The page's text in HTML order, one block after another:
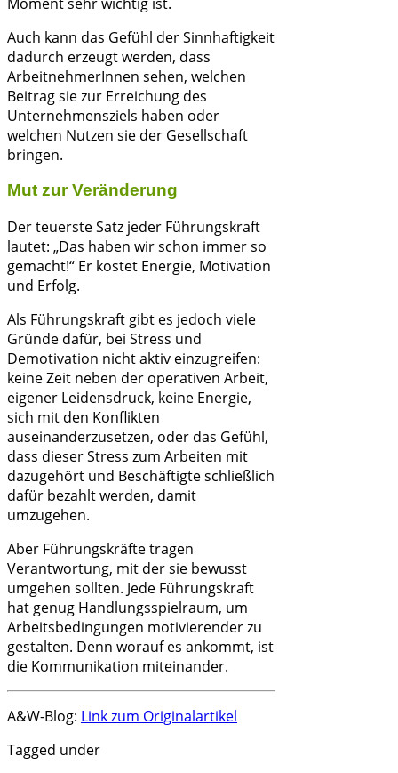
Auch kann das Gefühl der Sinnhaftigkeit
dadurch erzeugt werden, dass
ArbeitnehmerInnen sehen, welchen
Beitrag sie zur Erreichung des
Unternehmensziels haben oder
welchen Nutzen sie der Gesellschaft
bringen.
Mut zur Veränderung
Der teuerste Satz jeder Führungskraft
lautet: „Das haben wir schon immer so
gemacht!“ Er kostet Energie, Motivation
und Erfolg.
Als Führungskraft gibt es jedoch viele
Gründe dafür, bei Stress und
Demotivation nicht aktiv einzugreifen:
keine Zeit neben der operativen Arbeit,
eigener Leidensdruck, keine Energie,
sich mit den Konflikten
auseinanderzusetzen, oder das Gefühl,
dass dieser Stress zum Arbeiten mit
dazugehört und Beschäftigte schließlich
dafür bezahlt werden, damit
umzugehen.
Aber Führungskräfte tragen
Verantwortung, mit der sie bewusst
umgehen sollten. Jede Führungskraft
hat genug Handlungsspielraum, um
Arbeitsbedingungen motivierender zu
gestalten. Denn worauf es ankommt, ist
die Kommunikation miteinander.
A&W-Blog: Link zum Originalartikel
Tagged under